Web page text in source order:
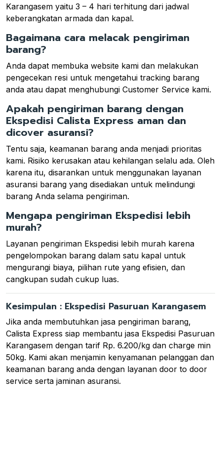
Karangasem yaitu 3 – 4 hari terhitung dari jadwal
keberangkatan armada dan kapal.
Bagaimana cara melacak pengiriman
barang?
Anda dapat membuka website kami dan melakukan
pengecekan resi untuk mengetahui tracking barang
anda atau dapat menghubungi Customer Service kami.
Apakah pengiriman barang dengan
Ekspedisi Calista Express aman dan
dicover asuransi?
Tentu saja, keamanan barang anda menjadi prioritas
kami. Risiko kerusakan atau kehilangan selalu ada. Oleh
karena itu, disarankan untuk menggunakan layanan
asuransi barang yang disediakan untuk melindungi
barang Anda selama pengiriman.
Mengapa pengiriman Ekspedisi lebih
murah?
Layanan pengiriman Ekspedisi lebih murah karena
pengelompokan barang dalam satu kapal untuk
mengurangi biaya, pilihan rute yang efisien, dan
cangkupan sudah cukup luas.
Kesimpulan : Ekspedisi Pasuruan Karangasem
Jika anda membutuhkan jasa pengiriman barang,
Calista Express siap membantu jasa Ekspedisi Pasuruan
Karangasem dengan tarif Rp. 6.200/kg dan charge min
50kg. Kami akan menjamin kenyamanan pelanggan dan
keamanan barang anda dengan layanan door to door
service serta jaminan asuransi.